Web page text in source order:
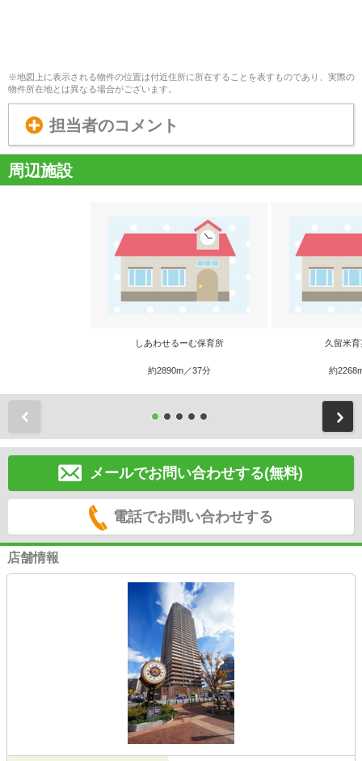
※地図上に表示される物件の位置は付近住所に所在することを表すものであり、実際の
物件所在地とは異なる場合がございます。
担当者のコメント
周辺施設
しあわせるーむ保育所
約2890m／37分
久留米
約
メールでお問い合わせする(無料)
電話でお問い合わせする
店舗情報